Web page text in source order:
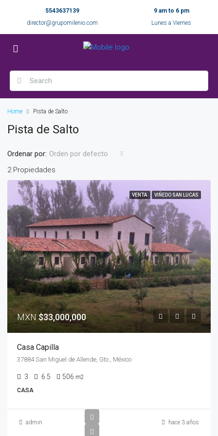
5543637139
director@grupomilenio.com
9 am to 6 pm
Lunes a Viernes
Home Pista de Salto
Pista de Salto
2 Propiedades
Ordenar por: Orden por defecto
VENTA VIÑEDO SAN LUCAS
MXN$33,000,000
Casa Capilla
37884 San Miguel de Allende, Gto., México
3 6.5 506 m2
CASA
admin hace 3 años